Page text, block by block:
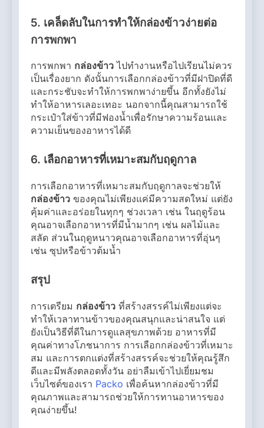
5. เคล็ดลับในการทำให้กล่องข้าวง่ายต่อ
การพกพา
การพกพา กล่องข้าว ไปทำงานหรือไปเรียนไม่ควร
เป็นเรื่องยาก ดังนั้นการเลือกกล่องข้าวที่มีฝาปิดที่ดี
และกระชับจะทำให้การพกพาง่ายขึ้น อีกทั้งยังไม่
ทำให้อาหารเลอะเทอะ นอกจากนี้คุณสามารถใช้
กระเป๋าใส่ข้าวที่มีฟองน้ำเพื่อรักษาความร้อนและ
ความเย็นของอาหารได้ดี
6. เลือกอาหารที่เหมาะสมกับฤดูกาล
การเลือกอาหารที่เหมาะสมกับฤดูกาลจะช่วยให้
กล่องข้าว ของคุณไม่เพียงแค่มีความสดใหม่ แต่ยัง
คุ้มค่าและอร่อยในทุกๆ ช่วงเวลา เช่น ในฤดูร้อน
คุณอาจเลือกอาหารที่มีน้ำมากๆ เช่น ผลไม้และ
สลัด ส่วนในฤดูหนาวคุณอาจเลือกอาหารที่อุ่นๆ
เช่น ซุปหรือข้าวต้มน้ำ
สรุป
การเตรียม กล่องข้าว ที่สร้างสรรค์ไม่เพียงแต่จะ
ทำให้เวลาทานข้าวของคุณสนุกและน่าสนใจ แต่
ยังเป็นวิธีที่ดีในการดูแลสุขภาพด้วย อาหารที่มี
คุณค่าทางโภชนาการ การเลือกกล่องข้าวที่เหมาะ
สม และการตกแต่งที่สร้างสรรค์จะช่วยให้คุณรู้สึก
ดีและมีพลังตลอดทั้งวัน อย่าลืมเข้าไปเยี่ยมชม
เว็บไซต์ของเรา Packo เพื่อค้นหากล่องข้าวที่มี
คุณภาพและสามารถช่วยให้การทานอาหารของ
คุณง่ายขึ้น!